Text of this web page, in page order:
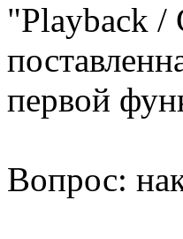
"Playback /
первой
Вопрос: